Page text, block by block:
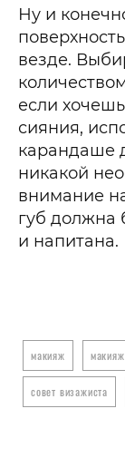
Ну и
везде.
если
сияния,
карандаше
никакой
внимание
губ должна
и напитана.
макияж
совет визажиста